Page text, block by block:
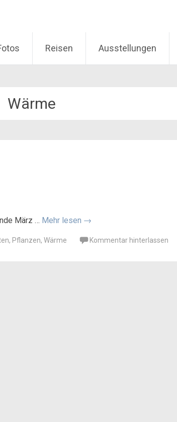
Reisen Ausstellungen
Wärme
März … Mehr lesen →
, Pflanzen, Wärme Kommentar hinterlassen